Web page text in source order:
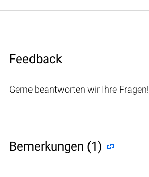
Feedback
Gerne beantworten wir Ihre Fragen!
Bemerkungen (1)